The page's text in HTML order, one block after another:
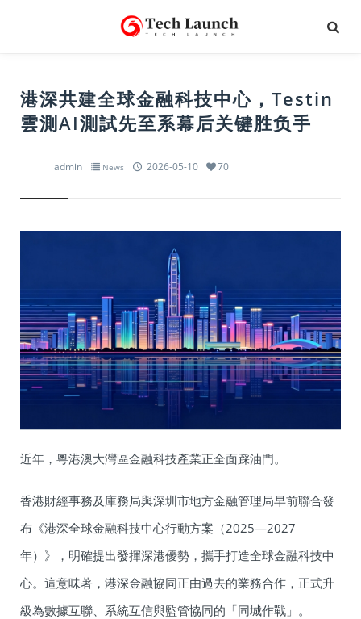
港深共建全球金融科技中心，Testin
雲測AI測試先至系幕后关键胜负手
admin News 2026-05-10 70
近年，粵港澳大灣區金融科技產業正全面踩油門。
香港財經事務及庫務局與深圳市地方金融管理局早前聯合發
布《港深全球金融科技中心行動方案（2025—2027
年）》，明確提出發揮深港優勢，攜手打造全球金融科技中
心。這意味著，港深金融協同正由過去的業務合作，正式升
級為數據互聯、系統互信與監管協同的「同城作戰」。